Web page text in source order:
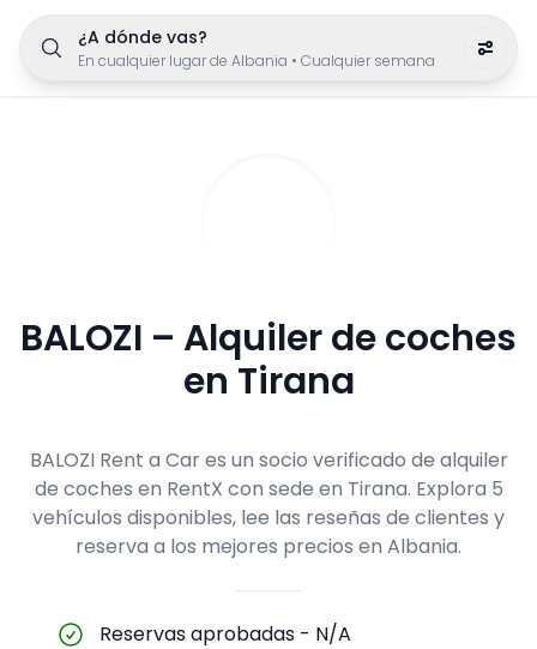
¿A dónde vas?
En cualquier lugar de Albania • Cualquier semana
BALOZI – Alquiler de coches
en Tirana
BALOZI Rent a Car es un socio verificado de alquiler
de coches en RentX con sede en Tirana. Explora 5
vehículos disponibles, lee las reseñas de clientes y
reserva a los mejores precios en Albania.
Reservas aprobadas - N/A